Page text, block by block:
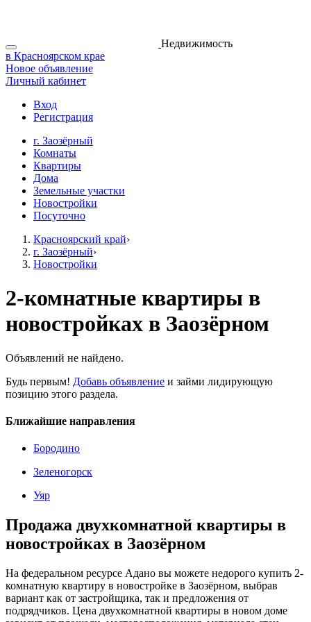
Недвижимость
в Красноярском крае
Новое объявление
Личный кабинет
Вход
Регистрация
г. Заозёрный
Комнаты
Квартиры
Дома
Земельные участки
Новостройки
Посуточно
Красноярский край›
г. Заозёрный›
Новостройки
2-комнатные квартиры в
новостройках в Заозёрном
Объявлений не найдено.
Будь первым! Добавь объявление и займи лидирующую
позицию этого раздела.
Ближайшие направления
Бородино
Зеленогорск
Уяр
Продажа двухкомнатной квартиры в
новостройках в Заозёрном
На федеральном ресурсе Адано вы можете недорого купить 2-
комнатную квартиру в новостройке в Заозёрном, выбрав
вариант как от застройщика, так и предложения от
подрядчиков. Цена двухкомнатной квартиры в новом доме